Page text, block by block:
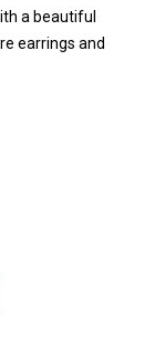
a beautiful
earrings and